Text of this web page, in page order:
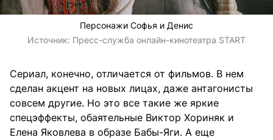
Персонажи Софья и Денис
Источник: Пресс-служба онлайн-кинотеатра START
Сериал, конечно, отличается от фильмов. В нем
сделан акцент на новых лицах, даже антагонисты
совсем другие. Но это все такие же яркие
спецэффекты, обаятельные Виктор Хориняк и
Елена Яковлева в образе Бабы-Яги. А еще